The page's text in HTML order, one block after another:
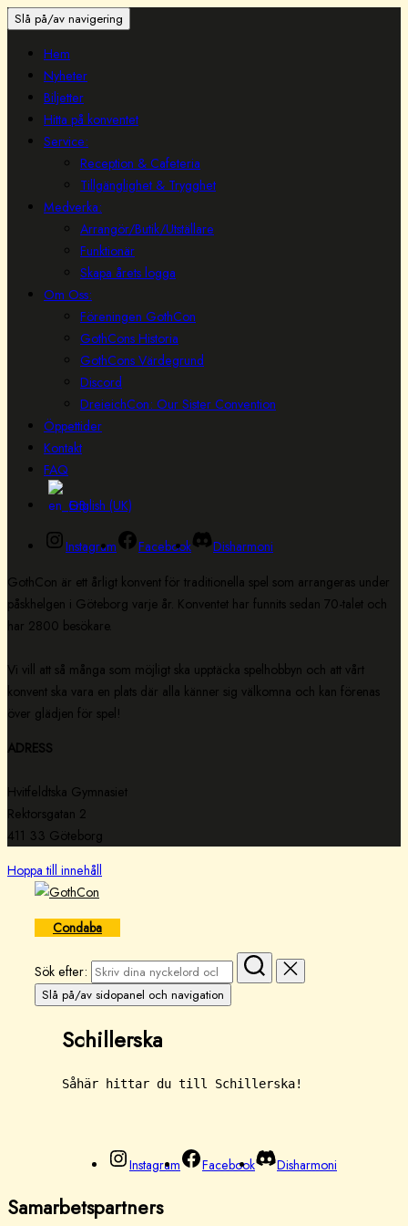
Slå på/av navigering
Hem
Nyheter
Biljetter
Hitta på konventet
Service:
Reception & Cafeteria
Tillgänglighet & Trygghet
Medverka:
Arrangör/Butik/Utställare
Funktionär
Skapa årets logga
Om Oss:
Föreningen GothCon
GothCons Historia
GothCons Värdegrund
Discord
DreieichCon: Our Sister Convention
Öppettider
Kontakt
FAQ
English (UK)
Instagram Facebook
Disharmoni
GothCon är ett årligt konvent för traditionella spel som arrangeras under
påskhelgen i Göteborg varje år. Konventet har funnits sedan 70-talet och
har 2800 besökare.
Vi vill att så många som möjligt ska upptäcka spelhobbyn och att vårt
konvent ska vara en plats där alla känner sig välkomna och kan förenas
över glädjen för spel!
ADRESS
Hvitfeldtska Gymnasiet
Rektorsgatan 2
411 33 Göteborg
Hoppa till innehåll
Condaba
Sök efter:
Slå på/av sidopanel och navigation
Schillerska
Såhär hittar du till Schillerska!
Instagram Facebook Disharmoni
Samarbetspartners